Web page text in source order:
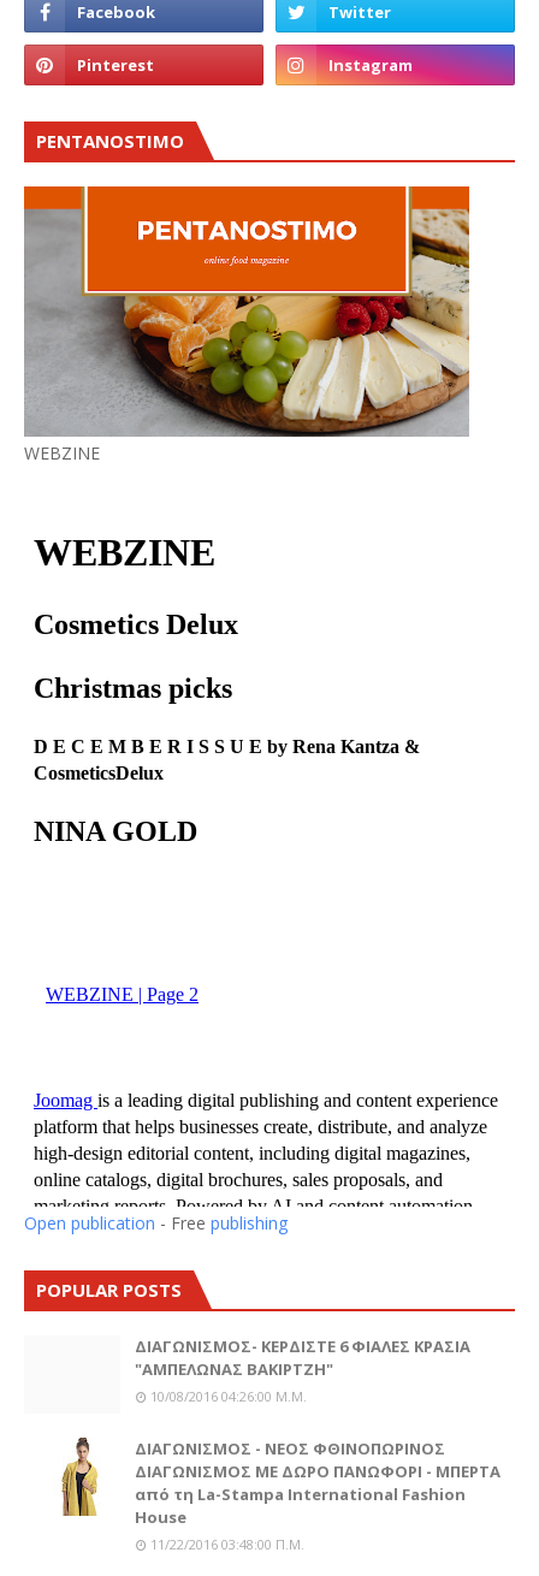
PENTANOSTIMO
WEBZINE
Open publication - Free publishing
POPULAR POSTS
ΔΙΑΓΩΝΙΣΜΟΣ- ΚΕΡΔΙΣΤΕ 6 ΦΙΑΛΕΣ ΚΡΑΣΙΑ
"ΑΜΠΕΛΩΝΑΣ ΒΑΚΙΡΤΖΗ"
10/08/2016 04:26:00 Μ.μ.
ΔΙΑΓΩΝΙΣΜΟΣ - ΝΕΟΣ ΦΘΙΝΟΠΩΡΙΝΟΣ
ΔΙΑΓΩΝΙΣΜΟΣ ΜΕ ΔΩΡΟ ΠΑΝΩΦΟΡΙ - ΜΠΕΡΤΑ
από τη La-Stampa International Fashion
House
11/22/2016 03:48:00 Π.μ.